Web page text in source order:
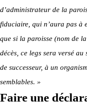
d’administrateur de la
fiduciaire, qui n’aura pas à
que si la paroisse (nom de
décès, ce legs sera versé au
de successeur, à un
semblables. »
Faire une